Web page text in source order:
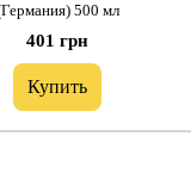
500 мл
401 грн
Купить